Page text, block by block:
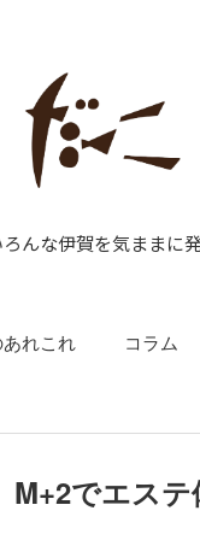
ろんな伊賀を気ままに
れこれ コラム
M+2でエス